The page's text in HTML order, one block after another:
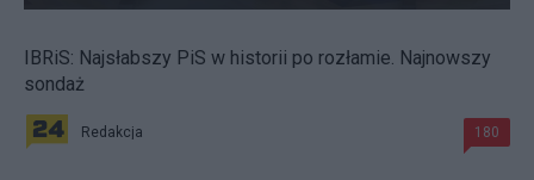
IBRiS: Najsłabszy PiS w historii po rozłamie. Najnowszy
sondaż
Redakcja 180